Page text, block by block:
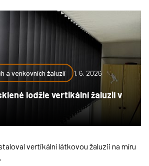
a venkovních žaluzií 1. 6. 2026
lodžie vertikální žaluzií v
vertikální látkovou žaluzii na míru